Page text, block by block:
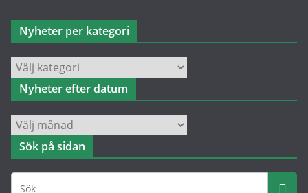
Nyheter per kategori
Nyheter
per
kategori
Nyheter efter datum
Nyheter
efter
datum
Sök på sidan